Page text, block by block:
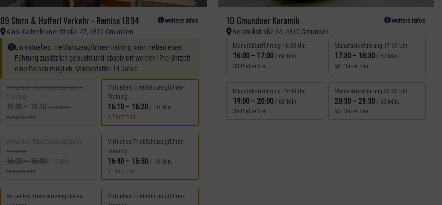
09 Stern & Hafferl Verkehr - Remise 1894 weitere Infos
Alois-Kaltenbruner-Straße 47, 4810 Gmunden
Spezielle Anforderungen:
Ein virtuelles Triebfahrzeugführer-Training kann neben einer
Führung zusätzlich gebucht und absolviert werden! Pro Uhrzeit
eine Person möglich; Mindestalter 14 Jahre
Virtuelles Triebfahrzeugführer-
Training
16:00–16:10/ 10 Min.
Ausgebucht
Virtuelles Triebfahrzeugführer-
Training
16:10 – 16:20 / 10 Min.
1 Platz frei
Virtuelles Triebfahrzeugführer-
Training
16:20–16:30/ 10 Min.
Ausgebucht
Virtuelles Triebfahrzeugführer-
Training
16:40 – 16:50 / 10 Min.
1 Platz frei
Virtuelles Triebfahrzeugführer-
Virtuelles Triebfahrzeugführer-
10 Gmundner Keramik weitere Infos
Keramikstraße 24, 4810 Gmunden
Manufakturführung 16:00 Uhr
16:00 – 17:00 / 60 Min.
38 Plätze frei
Manufakturführung 17:30 Uhr
17:30 – 18:30 / 60 Min.
58 Plätze frei
Manufakturführung 19:00 Uhr
19:00 – 20:00 / 60 Min.
39 Plätze frei
Manufakturführung 20:30 Uhr
20:30 – 21:30 / 60 Min.
55 Plätze frei